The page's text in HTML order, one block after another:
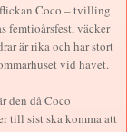
Coco – tvilling
femtioårsfest, väcker
är rika och har stort
vid havet.
den då Coco
till sist ska komma att